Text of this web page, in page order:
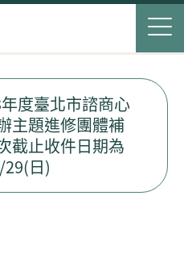
content
年度臺北市諮商心
主題進修團體補
截止收件日期為
日)